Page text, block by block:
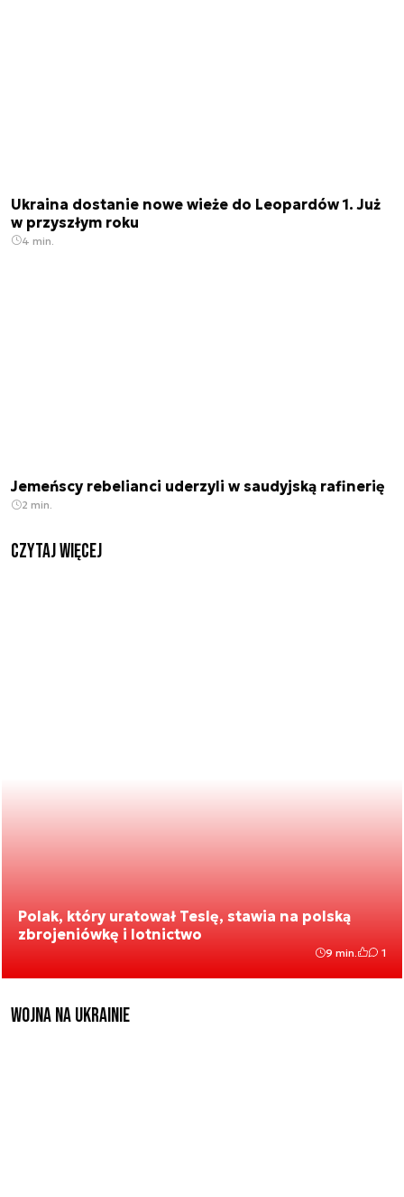
Ukraina dostanie nowe wieże do Leopardów 1. Już
w przyszłym roku
4 min.
Jemeńscy rebelianci uderzyli w saudyjską rafinerię
2 min.
czytaj więcej
Polak, który uratował Teslę, stawia na polską
zbrojeniówkę i lotnictwo
9 min. 1
Wojna na Ukrainie